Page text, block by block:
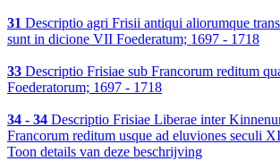
31 Descriptio agri Frisii antiqui aliorumque
sunt in dicione VII Foederatum; 1697 - 1718
33 Descriptio Frisiae sub Francorum reditum
Foederatorum; 1697 - 1718
34 - 34 Descriptio Frisiae Liberae inter
Francorum reditum usque ad eluviones seculi
Toon details van deze beschrijving